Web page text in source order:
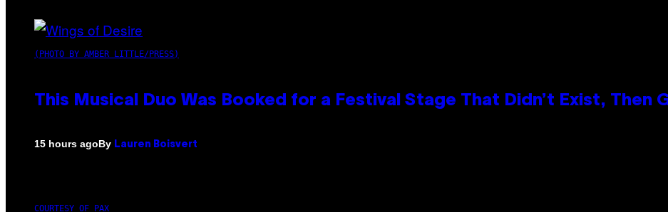
(PHOTO BY AMBER LITTLE/PRESS)
This Musical Duo Was Booked for a Festival Stage That Didn’t Exist, Then
15 hours agoBy Lauren Boisvert
COURTESY OF PAX